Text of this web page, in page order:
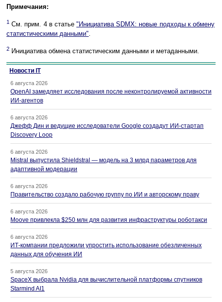
Примечания:
1 См. прим. 4 в статье"Инициатива SDMX: новые подходы к обмену
статистическими данными".
2 Инициатива обмена статистическим данными и метаданными.
Новости IT
6 августа 2026
OpenAI замедляет исследования после неконтролируемой активности
ИИ-агентов
6 августа 2026
Джефф Дин и ведущие исследователи Google создадут ИИ-стартап
Discovery Loop
6 августа 2026
Mistral выпустила Shieldstral — модель на 3 млрд параметров для
адаптивной модерации
6 августа 2026
Правительство создало рабочую группу по ИИ и авторскому праву
6 августа 2026
Moove привлекла $250 млн для развития инфраструктуры роботакси
6 августа 2026
ИТ-компании предложили упростить использование обезличенных
данных для обучения ИИ
5 августа 2026
SpaceX выбрала Nvidia для вычислительной платформы спутников
Starmind AI1